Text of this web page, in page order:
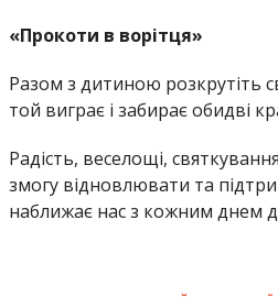
«Прокоти в ворітця»
Разом з дитиною розкрутіть
той виграє і забирає обидві
Радість, веселощі,
змогу відновлювати та
наближає нас з кожним днем